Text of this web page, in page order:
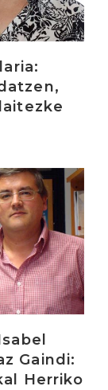
Gaindi:
Herriko